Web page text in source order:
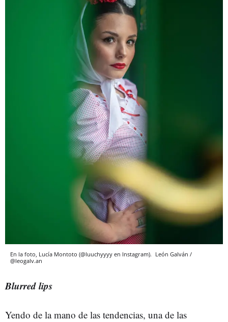
En la foto, Lucía Montoto (@luuchyyyy en Instagram). León Galván /
@leogalv.an
Blurred lips
Yendo de la mano de las tendencias, una de las